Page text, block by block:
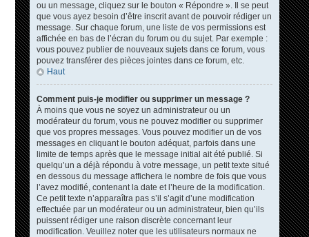
ou un message, cliquez sur le bouton « Répondre ». Il se peut
que vous ayez besoin d’être inscrit avant de pouvoir rédiger un
message. Sur chaque forum, une liste de vos permissions est
affichée en bas de l’écran du forum ou du sujet. Par exemple :
vous pouvez publier de nouveaux sujets dans ce forum, vous
pouvez transférer des pièces jointes dans ce forum, etc.
Haut
Comment puis-je modifier ou supprimer un message ?
À moins que vous ne soyez un administrateur ou un
modérateur du forum, vous ne pouvez modifier ou supprimer
que vos propres messages. Vous pouvez modifier un de vos
messages en cliquant le bouton adéquat, parfois dans une
limite de temps après que le message initial ait été publié. Si
quelqu’un a déjà répondu à votre message, un petit texte situé
en dessous du message affichera le nombre de fois que vous
l’avez modifié, contenant la date et l’heure de la modification.
Ce petit texte n’apparaîtra pas s’il s’agit d’une modification
effectuée par un modérateur ou un administrateur, bien qu’ils
puissent rédiger une raison discrète concernant leur
modification. Veuillez noter que les utilisateurs normaux ne